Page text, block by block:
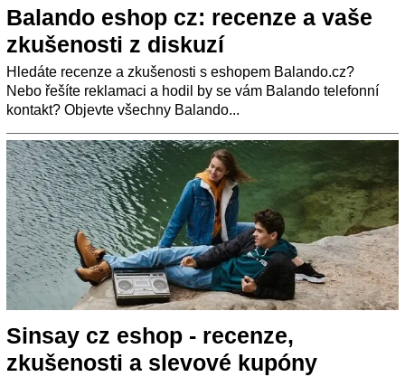
Balando eshop cz: recenze a vaše
zkušenosti z diskuzí
Hledáte recenze a zkušenosti s eshopem Balando.cz?
Nebo řešíte reklamaci a hodil by se vám Balando telefonní
kontakt? Objevte všechny Balando...
Sinsay cz eshop - recenze,
zkušenosti a slevové kupóny